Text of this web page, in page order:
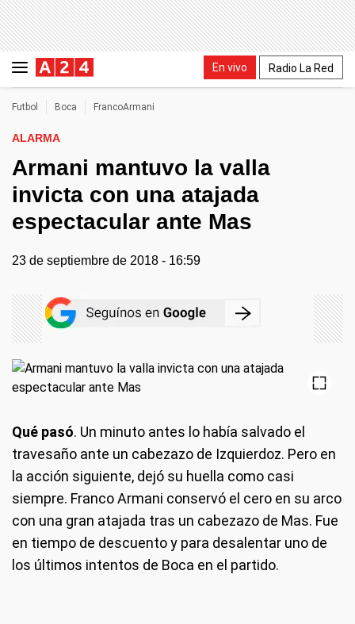
En vivo Radio La Red
Futbol Boca FrancoArmani
ALARMA
Armani mantuvo la valla
invicta con una atajada
espectacular ante Mas
23 de septiembre de 2018 - 16:59
Qué pasó. Un minuto antes lo había salvado el
travesaño ante un cabezazo de Izquierdoz. Pero en
la acción siguiente, dejó su huella como casi
siempre. Franco Armani conservó el cero en su arco
con una gran atajada tras un cabezazo de Mas. Fue
en tiempo de descuento y para desalentar uno de
los últimos intentos de Boca en el partido.